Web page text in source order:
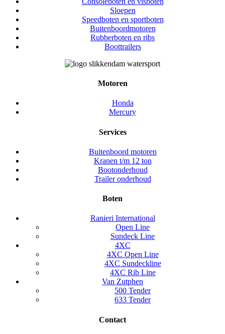
Sloepen
Speedboten en sportboten
Buitenboordmotoren
Rubberboten en ribs
Boottrailers
Motoren
Honda
Mercury
Services
Buitenboord motoren
Kranen t/m 12 ton
Bootonderhoud
Trailer onderhoud
Boten
Ranieri International
Open Line
Sundeck Line
4XC
4XC Open Line
4XC Sundeckline
4XC Rib Line
Van Zutphen
500 Tender
633 Tender
Contact